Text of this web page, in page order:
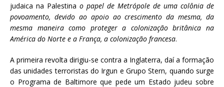
judaica na Palestina o papel de Metrópole de uma colônia de
povoamento, devido ao apoio ao crescimento da mesma, da
mesma maneira como proteger a colonização britânica na
América do Norte e a França, a colonização francesa.
A primeira revolta dirigiu-se contra a Inglaterra, daí a formação
das unidades terroristas do Irgun e Grupo Stern, quando surge
o Programa de Baltimore que pede um Estado judeu sobre